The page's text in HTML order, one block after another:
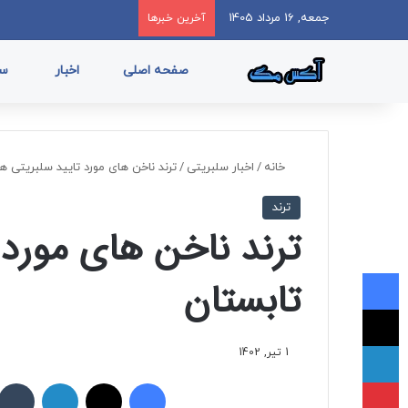
جمعه, 16 مرداد 1405 آخرین خبرها
صفحه اصلی اخبار
خانه / اخبار سلبریتی /ترند ناخن های مورد تایید سلبریتی
ترند
ترند ناخن های
تابستان
1 تیر, 1402
ایکس